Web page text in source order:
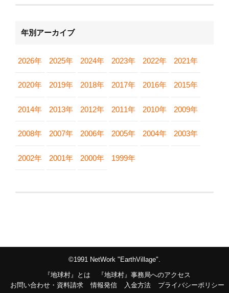
年別アーカイブ
2026年 2025年 2024年 2023年 2022年 2021年
2020年 2019年 2018年 2017年 2016年 2015年
2014年 2013年 2012年 2011年 2010年 2009年
2008年 2007年 2006年 2005年 2004年 2003年
2002年 2001年 2000年 1999年
©1991 NetWork "EarthVillage".
『地球村』とは
『地球村』事務局へのアクセス
お問い合わせ・資料請求
情報発信 入金方法 プライバシーポリシー